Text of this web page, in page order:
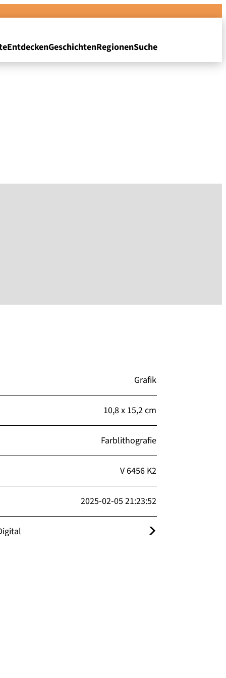
EntdeckenGeschichtenRegionenSuche
Grafik
10,8 x 15,2 cm
Farblithografie
V 6456 K2
2025-02-05 21:23:52